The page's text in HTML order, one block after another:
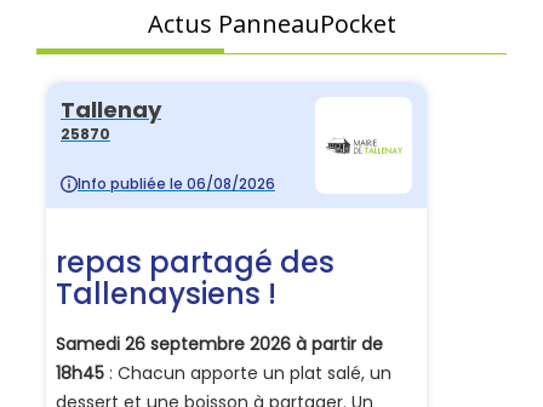
Actus PanneauPocket